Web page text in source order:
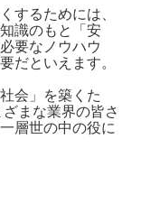
するためには、
識のもと「安
要なノウハウ
だといえます。
会」を築くた
まな業界の皆さ
層世の中の役に